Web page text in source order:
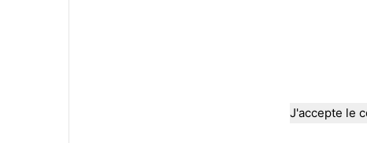
J'accepte le